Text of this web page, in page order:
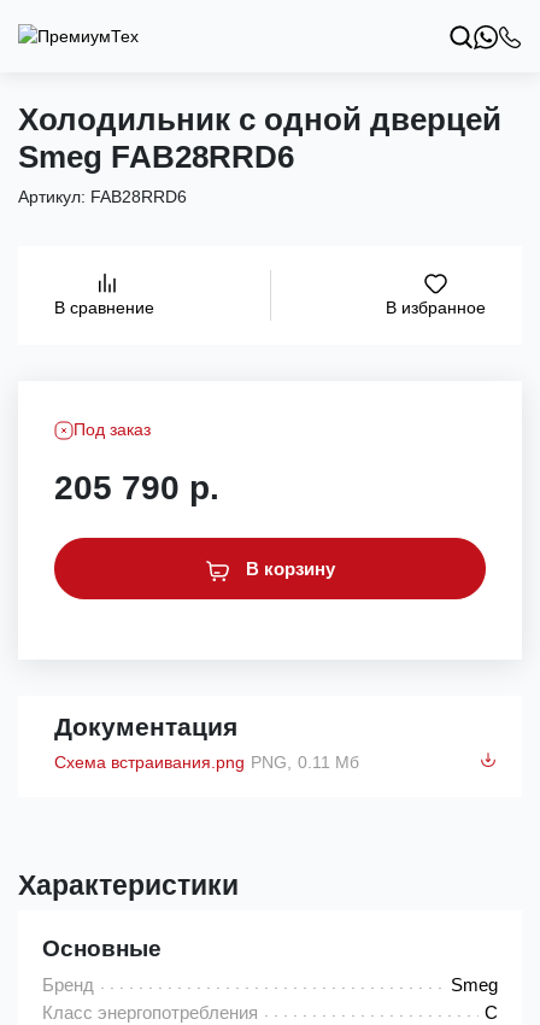
Холодильник с одной дверцей
Smeg FAB28RRD6
Артикул: FAB28RRD6
В сравнение В избранное
Под заказ
205 790 р.
В корзину
Документация
Схема встраивания.png PNG, 0.11 Мб
Характеристики
Основные
Бренд
Smeg
Класс энергопотребления
C